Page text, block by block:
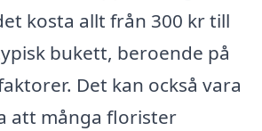
kosta allt från 300 kr till
bukett, beroende på
Det kan också vara
att många florister